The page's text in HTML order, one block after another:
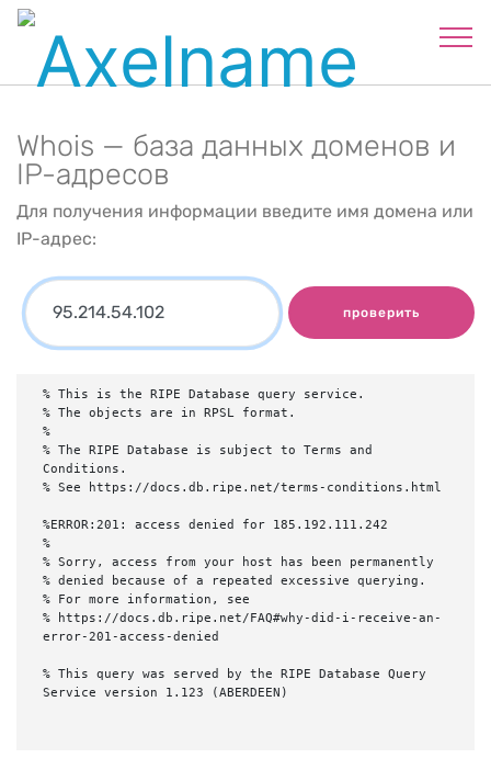
Whois — база данных доменов и
IP-адресов
Для получения информации введите имя домена или
IP-адрес:
проверить
% This is the RIPE Database query service.
% The objects are in RPSL format.
%
% The RIPE Database is subject to Terms and
Conditions.
% See https://docs.db.ripe.net/terms-conditions.html
%ERROR:201: access denied for 185.192.111.242
%
% Sorry, access from your host has been permanently
% denied because of a repeated excessive querying.
% For more information, see
% https://docs.db.ripe.net/FAQ#why-did-i-receive-an-
error-201-access-denied
% This query was served by the RIPE Database Query
Service version 1.123 (ABERDEEN)